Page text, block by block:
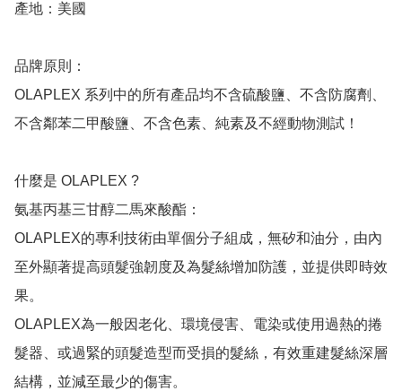
產地：美國
品牌原則：
OLAPLEX 系列中的所有產品均不含硫酸鹽、不含防腐劑、
不含鄰苯二甲酸鹽、不含色素、純素及不經動物測試！
什麼是 OLAPLEX ?
氨基丙基三甘醇二馬來酸酯：
OLAPLEX的專利技術由單個分子組成，無矽和油分，由內
至外顯著提高頭髮強韌度及為髮絲增加防護，並提供即時效
果。
OLAPLEX為一般因老化、環境侵害、電染或使用過熱的捲
髮器、或過緊的頭髮造型而受損的髮絲，有效重建髮絲深層
結構，並減至最少的傷害。